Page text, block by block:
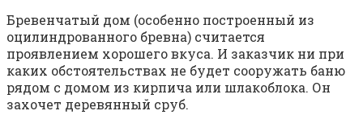
Бревенчатый дом (особенно построенный из
оцилиндрованного бревна) считается
проявлением хорошего вкуса. И заказчик ни при
каких обстоятельствах не будет сооружать баню
рядом с домом из кирпича или шлакоблока. Он
захочет деревянный сруб.